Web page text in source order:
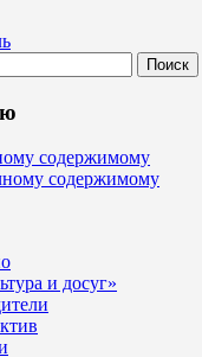
Невель
содержимому
содержимому
и досуг»